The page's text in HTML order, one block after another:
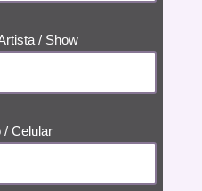
/ Show
/ Celular